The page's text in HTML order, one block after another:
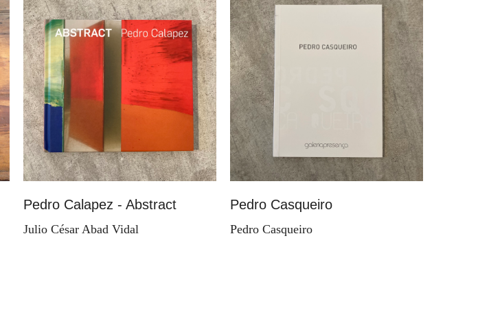
Pedro Calapez - Abstract
Julio César Abad Vidal
Pedro Casqueiro
Pedro Casqueiro